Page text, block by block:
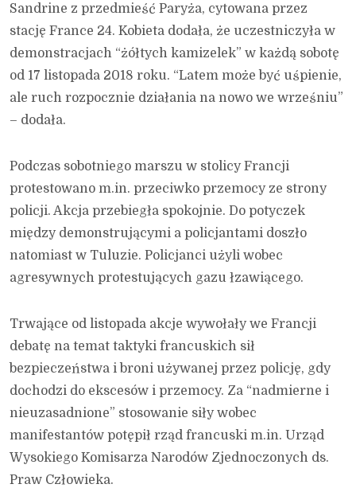
Sandrine z przedmieść Paryża, cytowana przez
stację France 24. Kobieta dodała, że uczestniczyła w
demonstracjach “żółtych kamizelek” w każdą sobotę
od 17 listopada 2018 roku. “Latem może być uśpienie,
ale ruch rozpocznie działania na nowo we wrześniu”
– dodała.
Podczas sobotniego marszu w stolicy Francji
protestowano m.in. przeciwko przemocy ze strony
policji. Akcja przebiegła spokojnie. Do potyczek
między demonstrującymi a policjantami doszło
natomiast w Tuluzie. Policjanci użyli wobec
agresywnych protestujących gazu łzawiącego.
Trwające od listopada akcje wywołały we Francji
debatę na temat taktyki francuskich sił
bezpieczeństwa i broni używanej przez policję, gdy
dochodzi do ekscesów i przemocy. Za “nadmierne i
nieuzasadnione” stosowanie siły wobec
manifestantów potępił rząd francuski m.in. Urząd
Wysokiego Komisarza Narodów Zjednoczonych ds.
Praw Człowieka.